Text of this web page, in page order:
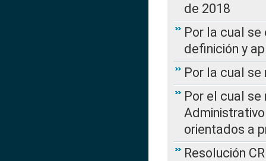
de 2018
Por la cual
definición y
Por la cual
Por el cual
orientados a
Resolución